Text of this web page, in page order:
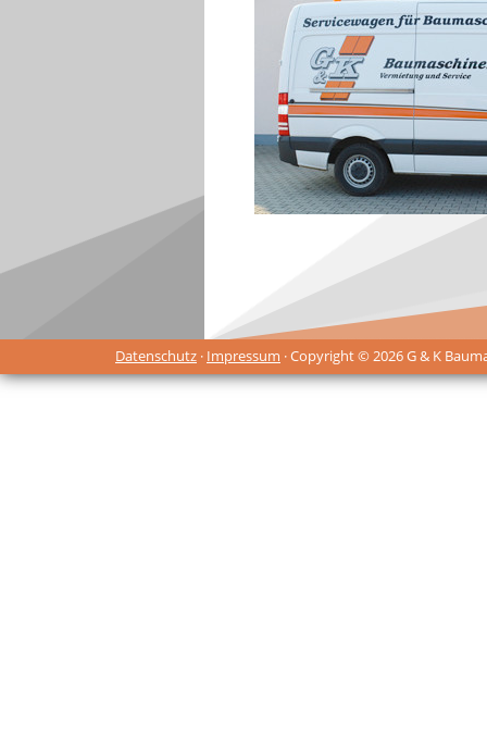
Datenschutz · Impressum · Copyright © 2026 G & K